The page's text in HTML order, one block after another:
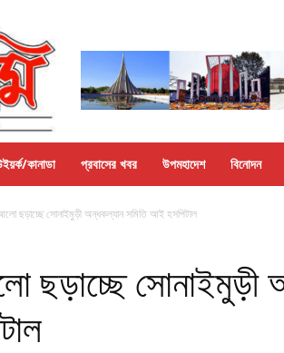
কানাডা প্রবাসের খবর উপমহাদেশ বিনোদন
ছড়াচ্ছে সোনাইমুড়ী অন্ধকল্যান সমিতি আই হসপিটাল
ছড়াচ্ছে সোনাইমুড়ী